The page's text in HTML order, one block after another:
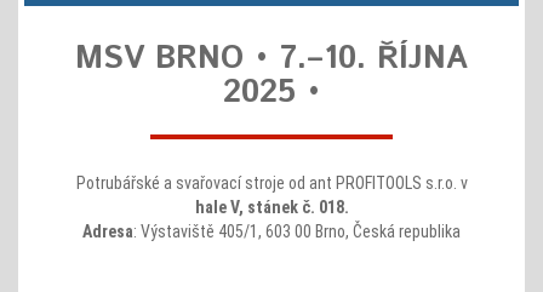
MSV BRNO • 7.–10. ŘÍJNA
2025 •
Potrubářské a svařovací stroje od ant PROFITOOLS s.r.o. v
hale V, stánek č. 018.
Adresa: Výstaviště 405/1, 603 00 Brno, Česká republika